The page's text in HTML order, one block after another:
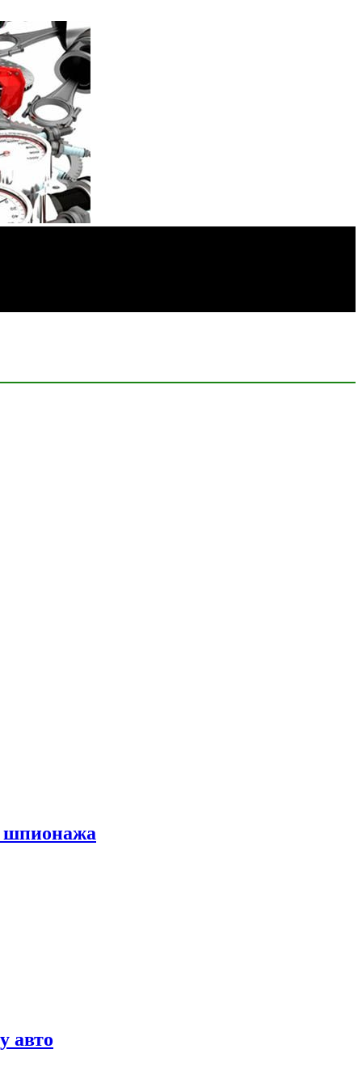
шпионажа
авто